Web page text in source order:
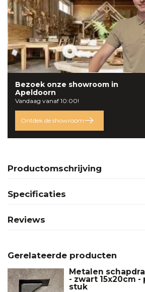
Bezoek onze showroom in
Apeldoorn
Vandaag vanaf 10:00!
Ontdek de showroom
Productomschrijving
Specificaties
Reviews
Gerelateerde producten
Metalen
- zwart 15x20cm -
stuk